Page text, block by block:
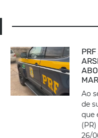
Ao
de
que
26/